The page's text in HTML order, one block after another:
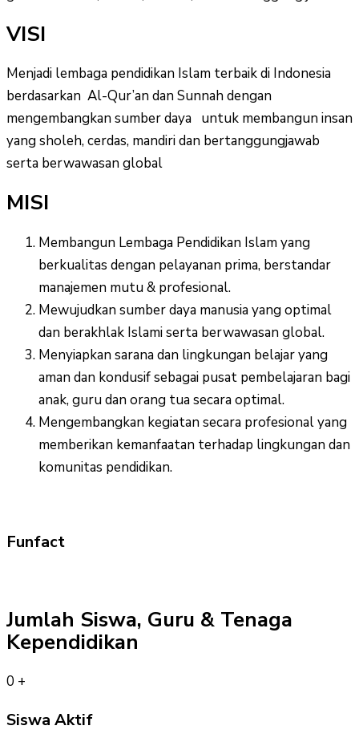
VISI
Menjadi lembaga pendidikan Islam terbaik di Indonesia
berdasarkan Al-Qur’an dan Sunnah dengan
mengembangkan sumber daya untuk membangun insan
yang sholeh, cerdas, mandiri dan bertanggungjawab
serta berwawasan global
MISI
Membangun Lembaga Pendidikan Islam yang
berkualitas dengan pelayanan prima, berstandar
manajemen mutu & profesional.
Mewujudkan sumber daya manusia yang optimal
dan berakhlak Islami serta berwawasan global.
Menyiapkan sarana dan lingkungan belajar yang
aman dan kondusif sebagai pusat pembelajaran bagi
anak, guru dan orang tua secara optimal.
Mengembangkan kegiatan secara profesional yang
memberikan kemanfaatan terhadap lingkungan dan
komunitas pendidikan.
Funfact
Jumlah Siswa, Guru & Tenaga
Kependidikan
0 +
Siswa Aktif